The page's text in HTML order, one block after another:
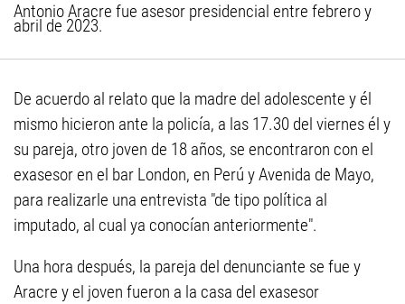
Antonio Aracre fue asesor presidencial entre febrero y
abril de 2023.
De acuerdo al relato que la madre del adolescente y él
mismo hicieron ante la policía, a las 17.30 del viernes él y
su pareja, otro joven de 18 años, se encontraron con el
exasesor en el bar London, en Perú y Avenida de Mayo,
para realizarle una entrevista "de tipo política al
imputado, al cual ya conocían anteriormente".
Una hora después, la pareja del denunciante se fue y
Aracre y el joven fueron a la casa del exasesor